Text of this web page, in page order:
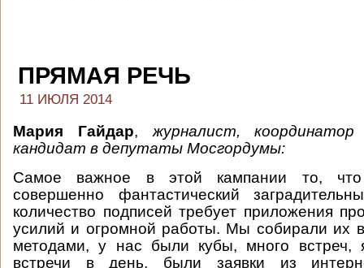
ПРЯМАЯ РЕЧЬ
11 ИЮЛЯ 2014
Мария Гайдар, журналист,
кандидат в депутаты Мосгордумы:
Самое важное в этой кампании то,
совершенно фантастический
количество подписей требует приложения
усилий и огромной работы. Мы собирали их
методами, у нас были кубы, много встреч,
встречи в день, были заявки из